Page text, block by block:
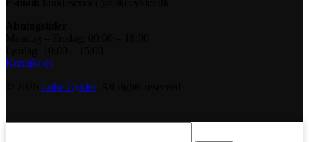
Kontakt os
Loke Cykler. All rights reserved